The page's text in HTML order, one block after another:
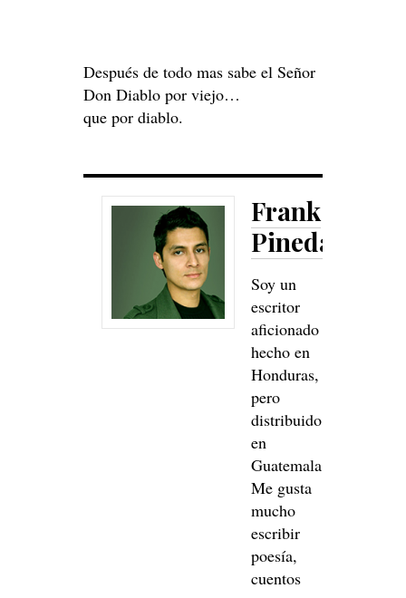
Después de todo mas sabe el Señor
Don Diablo por viejo…
que por diablo.
Frank
Pineda
Soy un
escritor
aficionado
hecho en
Honduras,
pero
distribuido
en
Guatemala.
Me gusta
mucho
escribir
poesía,
cuentos